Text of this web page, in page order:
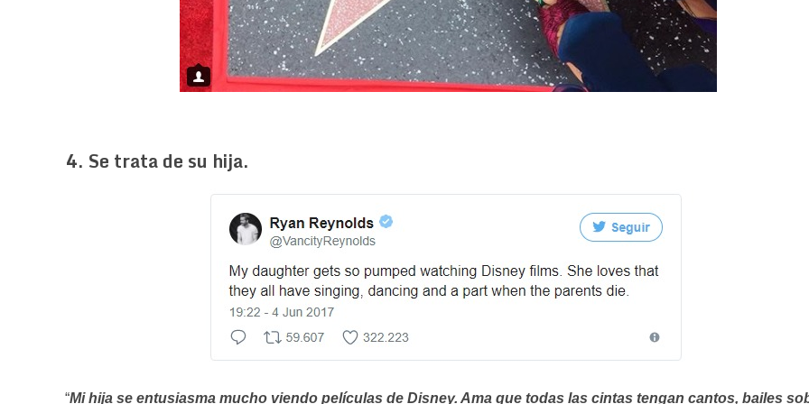
4. Se trata de su hija.
“Mi hija se entusiasma mucho viendo películas de Disney. Ama que todas las cintas tengan cantos, bailes